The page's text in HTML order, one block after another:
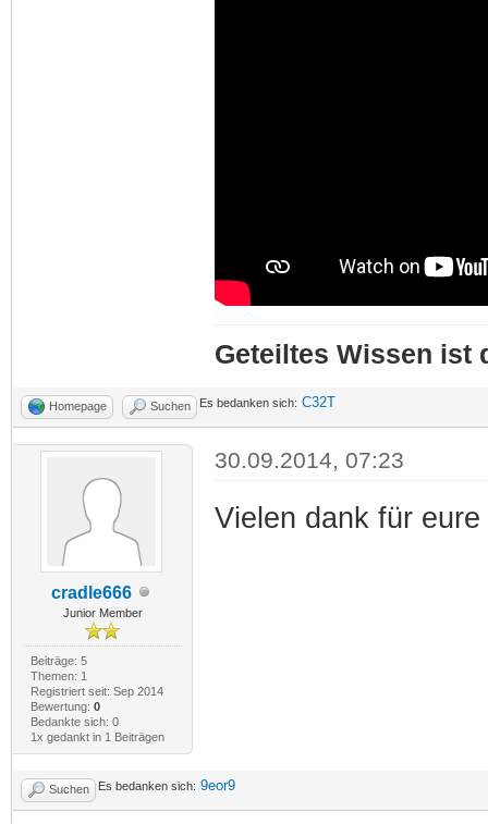
Geteiltes Wissen ist
Homepage Suchen Es bedanken sich: C32T
cradle666
Junior Member
Beiträge: 5
Themen: 1
Registriert seit: Sep 2014
Bewertung: 0
Bedankte sich: 0
1x gedankt in 1 Beiträgen
30.09.2014, 07:23
Vielen dank für
Suchen Es bedanken sich: 9eor9